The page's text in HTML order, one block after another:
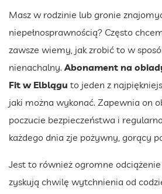
Masz w rodzinie lub gronie
niepełnosprawnością? Często
zawsze wiemy, jak zrobić to w
nienachalny.Abonament na
Fit w Elblągu to jeden z
jaki można wykonać. Zapewnia on
poczucie bezpieczeństwa i
każdego dnia zje pożywny, gorący
Jest to również ogromne
zyskują chwilę wytchnienia od